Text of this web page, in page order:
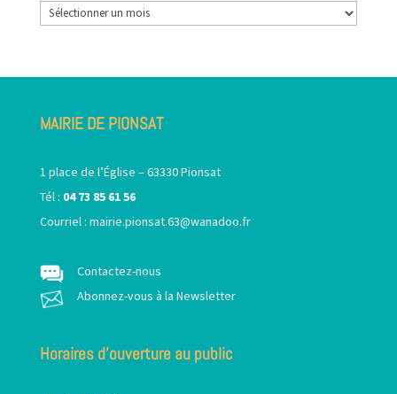
Archives
MAIRIE DE PIONSAT
1 place de l’Église – 63330 Pionsat
Tél : 04 73 85 61 56
Courriel : mairie.pionsat.63@wanadoo.fr
Contactez-nous
Abonnez-vous à la Newsletter
Horaires d’ouverture au public